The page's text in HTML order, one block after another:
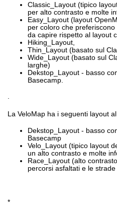
Classic_Layout (tipico
per alto contrasto e molte
Easy_Layout (layout
per coloro che
da capire rispetto al layout
Hiking_Layout,
Thin_Layout (basato sul
Wide_Layout (basato sul
larghe)
Dekstop_Layout - basso
Basecamp.
La VeloMap ha i seguenti layout
Dekstop_Layout - basso
Basecamp
Velo_Layout (tipico layout
un alto contrasto e molte
Race_Layout (alto
percorsi asfaltati e le
*